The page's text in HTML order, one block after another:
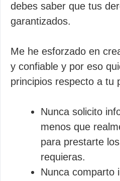
debes saber que tus
garantizados.
Me he esforzado en
y confiable y por eso
principios respecto a tu
Nunca solicito
menos que
para prestarte
requieras.
Nunca comparto